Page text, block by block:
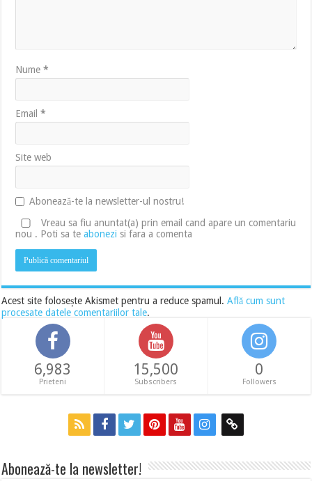
Nume*
Email*
Site web
Abonează-te la newsletter-ul nostru!
Vreau sa fiu anuntat(a) prin email cand apare un comentariu
nou . Poti sa teabonezi si fara a comenta
Acest site folosește Akismet pentru a reduce spamul.Află cum sunt
procesate datele comentariilor tale.
6,983
Prieteni
15,500
Subscribers
0
Followers
Abonează-te la newsletter!